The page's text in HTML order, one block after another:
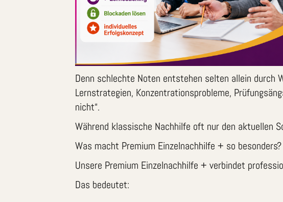
Denn schlechte Noten entstehen selten allein durch
Lernstrategien, Konzentrationsprobleme,
nicht“.
Während klassische Nachhilfe oft nur den aktuellen
Was macht Premium Einzelnachhilfe + so besonders?
Unsere Premium Einzelnachhilfe + verbindet
Das bedeutet: